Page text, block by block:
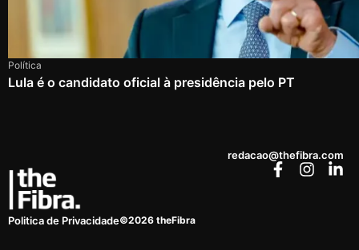
Política
Lula é o candidato oficial à presidência pelo PT
redacao@thefibra.com
Politica de Privacidade©2026 theFibra